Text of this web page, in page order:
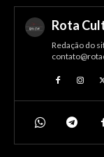
Rota
Redação do